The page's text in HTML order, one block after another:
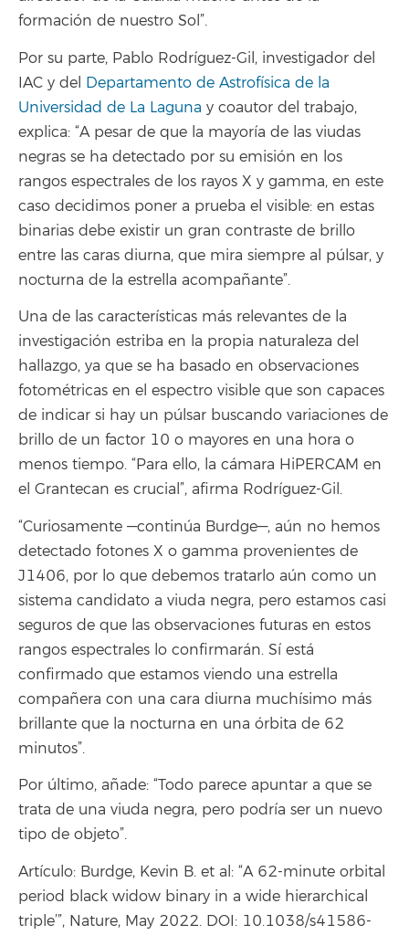
formación de nuestro Sol”.
Por su parte, Pablo Rodríguez-Gil, investigador del
IAC y del Departamento de Astrofísica de la
Universidad de La Laguna y coautor del trabajo,
explica: “A pesar de que la mayoría de las viudas
negras se ha detectado por su emisión en los
rangos espectrales de los rayos X y gamma, en este
caso decidimos poner a prueba el visible: en estas
binarias debe existir un gran contraste de brillo
entre las caras diurna, que mira siempre al púlsar, y
nocturna de la estrella acompañante”.
Una de las características más relevantes de la
investigación estriba en la propia naturaleza del
hallazgo, ya que se ha basado en observaciones
fotométricas en el espectro visible que son capaces
de indicar si hay un púlsar buscando variaciones de
brillo de un factor 10 o mayores en una hora o
menos tiempo. “Para ello, la cámara HiPERCAM en
el Grantecan es crucial”, afirma Rodríguez-Gil.
“Curiosamente —continúa Burdge—, aún no hemos
detectado fotones X o gamma provenientes de
J1406, por lo que debemos tratarlo aún como un
sistema candidato a viuda negra, pero estamos casi
seguros de que las observaciones futuras en estos
rangos espectrales lo confirmarán. Sí está
confirmado que estamos viendo una estrella
compañera con una cara diurna muchísimo más
brillante que la nocturna en una órbita de 62
minutos”.
Por último, añade: “Todo parece apuntar a que se
trata de una viuda negra, pero podría ser un nuevo
tipo de objeto”.
Artículo: Burdge, Kevin B. et al: “A 62-minute orbital
period black widow binary in a wide hierarchical
triple’”, Nature, May 2022. DOI: 10.1038/s41586-